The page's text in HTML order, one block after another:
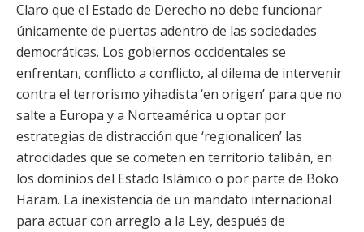
Claro que el Estado de Derecho no debe funcionar
únicamente de puertas adentro de las sociedades
democráticas. Los gobiernos occidentales se
enfrentan, conflicto a conflicto, al dilema de intervenir
contra el terrorismo yihadista ‘en origen’ para que no
salte a Europa y a Norteamérica u optar por
estrategias de distracción que ‘regionalicen’ las
atrocidades que se cometen en territorio talibán, en
los dominios del Estado Islámico o por parte de Boko
Haram. La inexistencia de un mandato internacional
para actuar con arreglo a la Ley, después de